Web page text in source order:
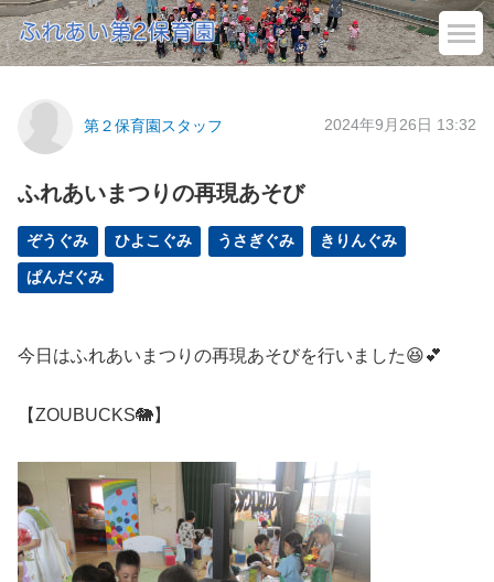
第２保育園スタッフ 2024年9月26日 13:32
ふれあいまつりの再現あそび
ぞうぐみ ひよこぐみ うさぎぐみ きりんぐみ
ぱんだぐみ
今日はふれあいまつりの再現あそびを行いました😆💕
【ZOUBUCKS🐘】